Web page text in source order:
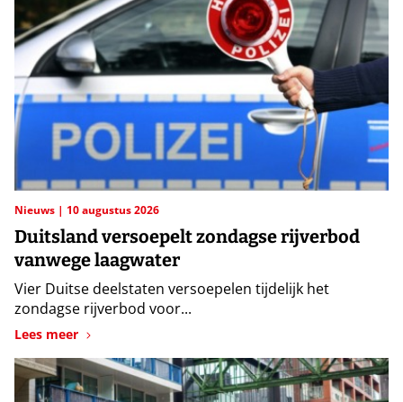
Nieuws 10 augustus 2026
Duitsland versoepelt zondagse rijverbod
vanwege laagwater
Vier Duitse deelstaten versoepelen tijdelijk het
zondagse rijverbod voor...
Lees meer